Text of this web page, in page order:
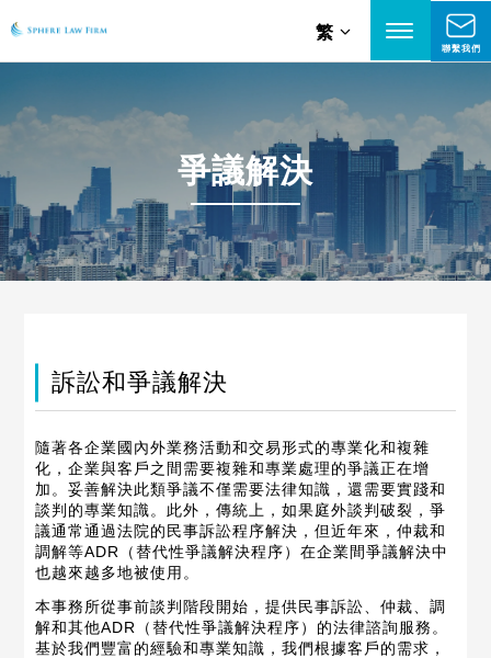
繁
聯繫我們
爭議解決
訴訟和爭議解決
隨著各企業國內外業務活動和交易形式的專業化和複雜
化，企業與客戶之間需要複雜和專業處理的爭議正在增
加。妥善解決此類爭議不僅需要法律知識，還需要實踐和
談判的專業知識。此外，傳統上，如果庭外談判破裂，爭
議通常通過法院的民事訴訟程序解決，但近年來，仲裁和
調解等ADR（替代性爭議解決程序）在企業間爭議解決中
也越來越多地被使用。
本事務所從事前談判階段開始，提供民事訴訟、仲裁、調
解和其他ADR（替代性爭議解決程序）的法律諮詢服務。
基於我們豐富的經驗和專業知識，我們根據客戶的需求，